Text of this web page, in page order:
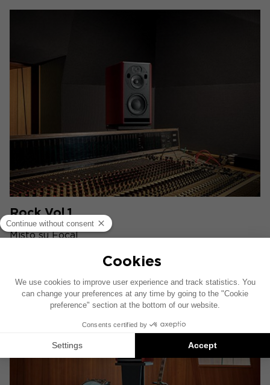
Rock Vol.1
Misto su Focal